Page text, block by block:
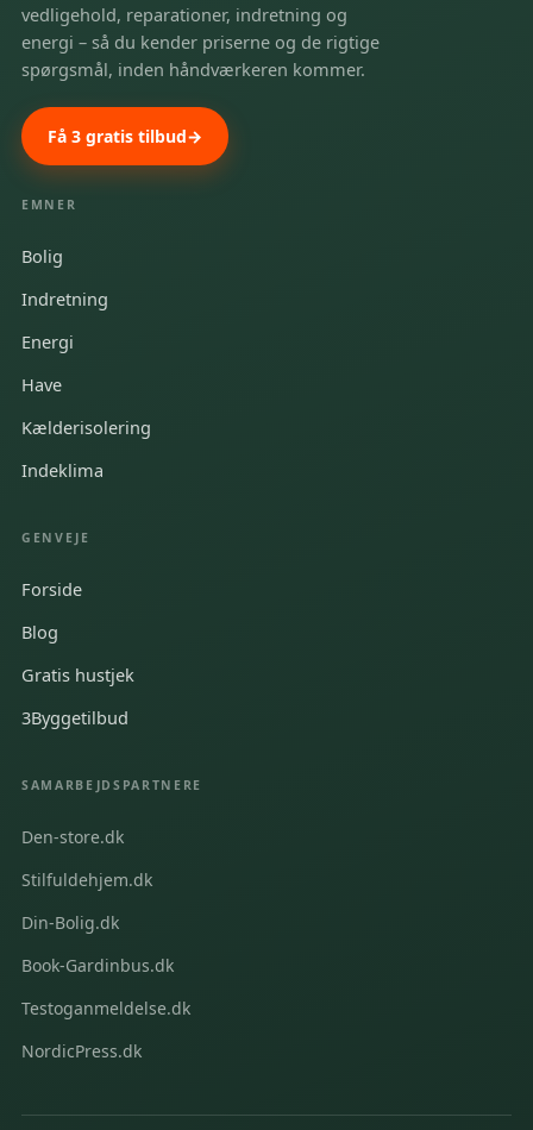
vedligehold, reparationer, indretning og
energi – så du kender priserne og de rigtige
spørgsmål, inden håndværkeren kommer.
Få 3 gratis tilbud
EMNER
Bolig
Indretning
Energi
Have
Kælderisolering
Indeklima
GENVEJE
Forside
Blog
Gratis hustjek
3Byggetilbud
SAMARBEJDSPARTNERE
Den-store.dk
Stilfuldehjem.dk
Din-Bolig.dk
Book-Gardinbus.dk
Testoganmeldelse.dk
NordicPress.dk